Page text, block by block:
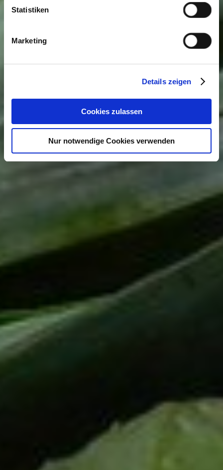
Statistiken
Marketing
Details zeigen
Cookies zulassen
Nur notwendige Cookies verwenden